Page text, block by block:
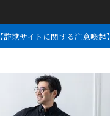
【詐欺サイトに関する注意喚起】